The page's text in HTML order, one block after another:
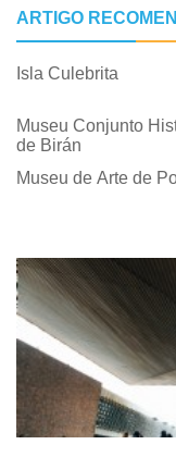
ARTIGO
Isla Culebrita
Museu Conjunto
de Birán
Museu de Arte de